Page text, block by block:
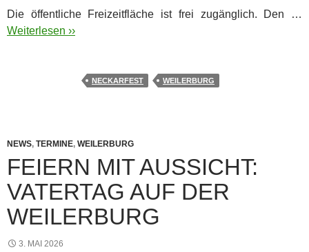
Die öffentliche Freizeitfläche ist frei zugänglich. Den …
Weiterlesen ››
NECKARFEST WEILERBURG
NEWS, TERMINE, WEILERBURG
FEIERN MIT AUSSICHT:
VATERTAG AUF DER
WEILERBURG
3. MAI 2026